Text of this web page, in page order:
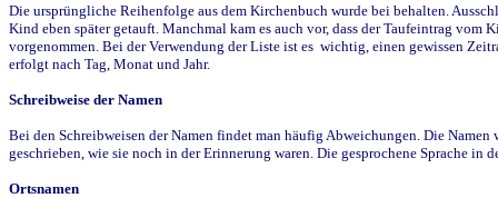
Die ursprüngliche Reihenfolge aus dem Kirchenbuch wurde bei behalten.
Kind eben später getauft. Manchmal kam es auch vor, dass der Taufeintrag
vorgenommen. Bei der Verwendung der Liste ist es wichtig, einen gewissen
erfolgt nach Tag, Monat und Jahr.
Schreibweise der Namen
Bei den Schreibweisen der Namen findet man häufig Abweichungen. Die
geschrieben, wie sie noch in der Erinnerung waren. Die gesprochene Sprache
Ortsnamen